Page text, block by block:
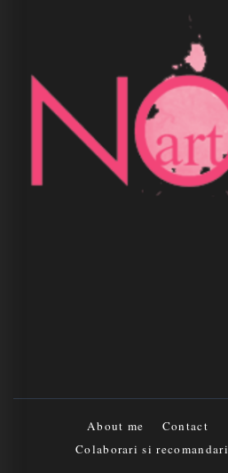
About me
Contact
Colaborari si recomandari